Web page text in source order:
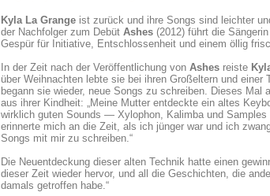
Kyla La Grange ist zurück und ihre Songs sind leichter
der Nachfolger zum Debüt Ashes (2012) führt die
Gespür für Initiative, Entschlossenheit und einem öllig
In der Zeit nach der Veröffentlichung von Ashes reiste
über Weihnachten lebte sie bei ihren Großeltern und
begann sie wieder, neue Songs zu schreiben. Dieses
aus ihrer Kindheit: „Meine Mutter entdeckte ein altes
wirklich guten Sounds — Xylophon, Kalimba und
erinnerte mich an die Zeit, als ich jünger war und ich
Songs mit mir zu schreiben.“
Die Neuentdeckung dieser alten Technik hatte einen
dieser Zeit wieder hervor, und all die Geschichten, die
damals getroffen habe.“